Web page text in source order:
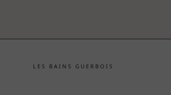
LES BAINS GUERBOIS